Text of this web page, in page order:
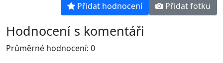
Přidat hodnocení Přidat fotku
Hodnocení s komentáři
Průměrné hodnocení: 0